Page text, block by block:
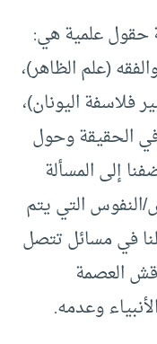
حقول علمية هي:
(علم الظاهر)،
فلاسفة اليونان)،
الحقيقة وحول
إلى المسألة
النفوس التي يتم
في مسائل تتصل
العصمة
وعدمه.